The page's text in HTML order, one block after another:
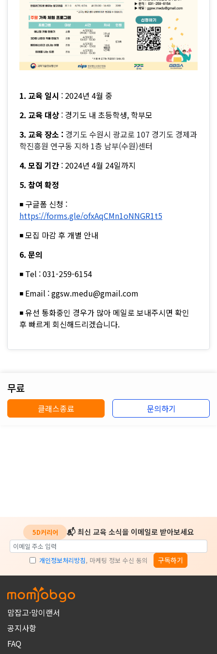
1. 교육 일시 : 2024년 4월 중
2. 교육 대상 : 경기도 내 초등학생, 학부모
3. 교육 장소 : 경기도 수원시 광교로 107 경기도 경제과
학진흥원 연구동 지하 1층 남부(수원)센터
4. 모집 기간 : 2024년 4월 24일까지
5. 참여 확정
◾ 구글폼 신청 :
https://forms.gle/ofxAqCMn1oNNGR1t5
◾ 모집 마감 후 개별 안내
6. 문의
◾ Tel : 031-259-6154
◾ Email : ggsw.medu@gmail.com
◾ 유선 통화중인 경우가 많아 메일로 보내주시면 확인
후 빠르게 회신해드리겠습니다.
무료
클래스종료 문의하기
5D커리어 📬 최신 교육 소식을 이메일로 받아보세요
개인정보처리방침, 마케팅 정보 수신 동의 구독하기
맘잡고·맘이랜서
공지사항
FAQ